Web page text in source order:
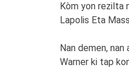
Kòm yon rezilta
Lapolis Eta
Nan demen,
Warner ki tap